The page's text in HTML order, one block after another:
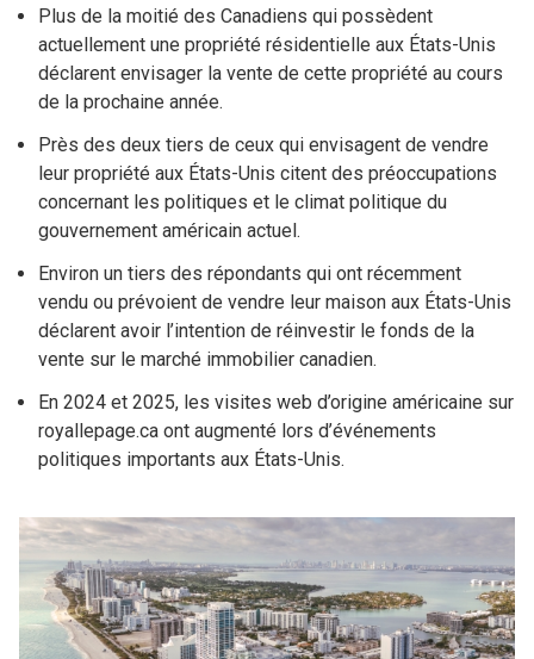
Plus de la moitié des Canadiens qui possèdent
actuellement une propriété résidentielle aux États-Unis
déclarent envisager la vente de cette propriété au cours
de la prochaine année.
Près des deux tiers de ceux qui envisagent de vendre
leur propriété aux États-Unis citent des préoccupations
concernant les politiques et le climat politique du
gouvernement américain actuel.
Environ un tiers des répondants qui ont récemment
vendu ou prévoient de vendre leur maison aux États-Unis
déclarent avoir l’intention de réinvestir le fonds de la
vente sur le marché immobilier canadien.
En 2024 et 2025, les visites web d’origine américaine sur
royallepage.ca ont augmenté lors d’événements
politiques importants aux États-Unis.